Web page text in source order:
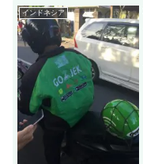
インドネシア